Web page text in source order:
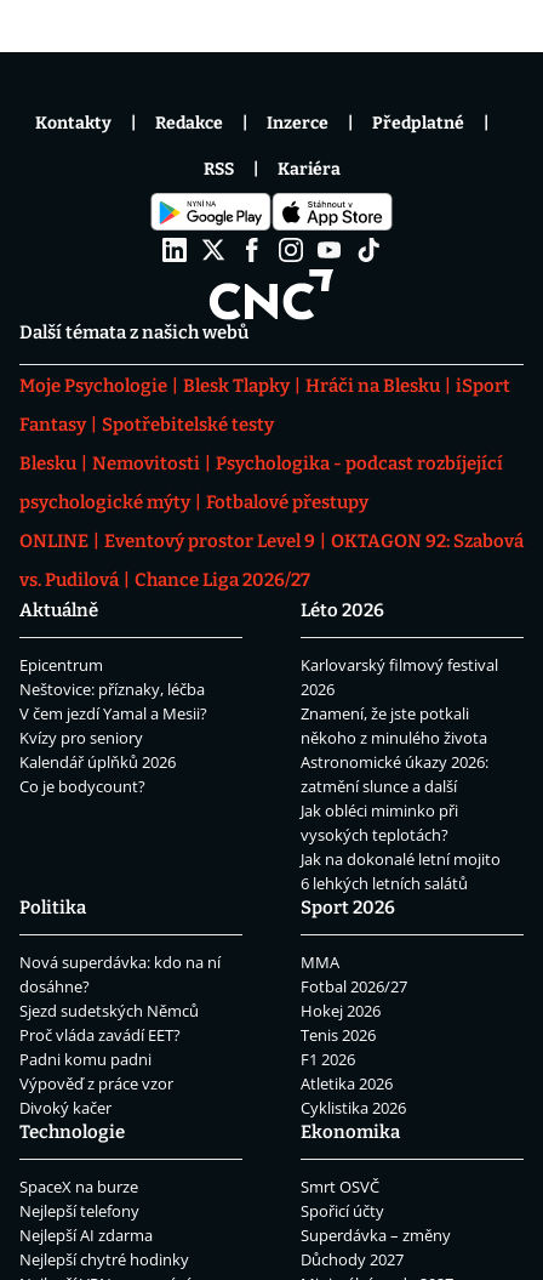
Další témata z našich webů
Moje Psychologie Blesk Tlapky Hráči na Blesku
iSport
Fantasy
Spotřebitelské testy
Blesku
Nemovitosti
Psychologika - podcast rozbíjející
psychologické mýty
Fotbalové přestupy
ONLINE
Eventový prostor Level 9
OKTAGON 92: Szabová
vs. Pudilová
Chance Liga 2026/27
Aktuálně
Epicentrum
Neštovice: příznaky, léčba
V čem jezdí Yamal a Mesii?
Kvízy pro seniory
Kalendář úplňků 2026
Co je bodycount?
Léto 2026
Karlovarský filmový festival
2026
Znamení, že jste potkali
někoho z minulého života
Astronomické úkazy 2026:
zatmění slunce a další
Jak obléci miminko při
vysokých teplotách?
Jak na dokonalé letní mojito
6 lehkých letních salátů
Politika
Nová superdávka: kdo na ní
dosáhne?
Sjezd sudetských Němců
Proč vláda zavádí EET?
Padni komu padni
Výpověď z práce vzor
Divoký kačer
Sport 2026
MMA
Fotbal 2026/27
Hokej 2026
Tenis 2026
F1 2026
Atletika 2026
Cyklistika 2026
Technologie
SpaceX na burze
Nejlepší telefony
Nejlepší AI zdarma
Nejlepší chytré hodinky
Ekonomika
Smrt OSVČ
Spořicí účty
Superdávka – změny
Důchody 2027
Kontakty Redakce Inzerce Předplatné
RSS Kariéra